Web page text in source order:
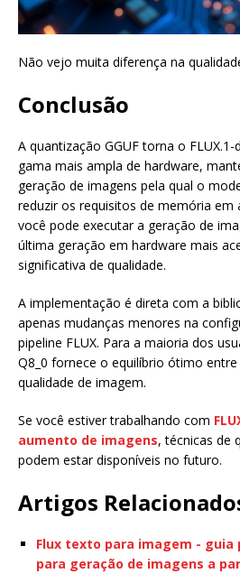
Não vejo muita diferença na
Conclusão
A quantização GGUF torna o
gama mais ampla de hardware,
geração de imagens pela qual o
reduzir os requisitos de memória em
você pode executar a geração de
última geração em hardware mais
significativa de qualidade.
A implementação é direta com a
apenas mudanças menores na
pipeline FLUX. Para a maioria dos
Q8_0 fornece o equilíbrio ótimo
qualidade de imagem.
Se você estiver trabalhando com
aumento de imagens, técnicas de
podem estar disponíveis no futuro.
Artigos
Flux texto para imagem - guia
para geração de imagens a